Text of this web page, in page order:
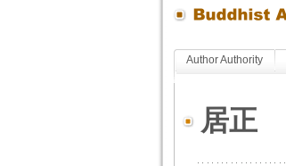
Author Authority
居正